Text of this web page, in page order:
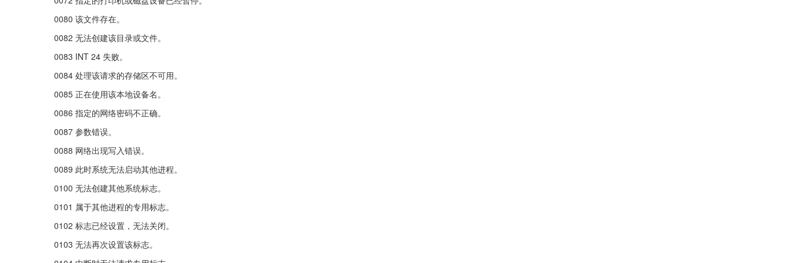
0080 该文件存在。
0082 无法创建该目录或文件。
0083 INT 24 失败。
0084 处理该请求的存储区不可用。
0085 正在使用该本地设备名。
0086 指定的网络密码不正确。
0087 参数错误。
0088 网络出现写入错误。
0089 此时系统无法启动其他进程。
0100 无法创建其他系统标志。
0101 属于其他进程的专用标志。
0102 标志已经设置，无法关闭。
0103 无法再次设置该标志。